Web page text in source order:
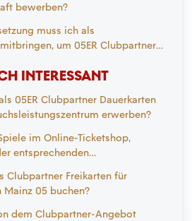
bewerben?
muss ich als
um 05ER Clubpartner
INTERESSANT
05ER Clubpartner Dauerkarten
erwerben?
im Online-Ticketshop,
entsprechenden
Clubpartner Freikarten für
05 buchen?
dem Clubpartner-Angebot